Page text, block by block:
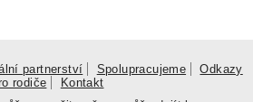
partnerství Spolupracujeme
Odkazy
rodiče
Kontakt